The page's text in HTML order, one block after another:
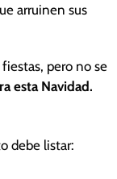
para sus
arruinen sus
pero no se
esta Navidad.
debe listar: